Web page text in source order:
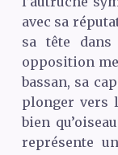
avec sa
sa tête dans
opposition
bassan, sa
plonger vers
bien
représente